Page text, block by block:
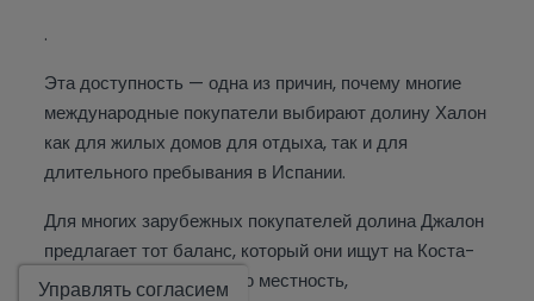
Показать
.
Эта доступность — одна из причин, почему многие
международные покупатели выбирают долину Халон
как для жилых домов для отдыха, так и для
длительного пребывания в Испании.
Для многих зарубежных покупателей долина Джалон
предлагает тот баланс, который они ищут на Коста-
Бланка Норт — сельскую местность,
Управлять согласием